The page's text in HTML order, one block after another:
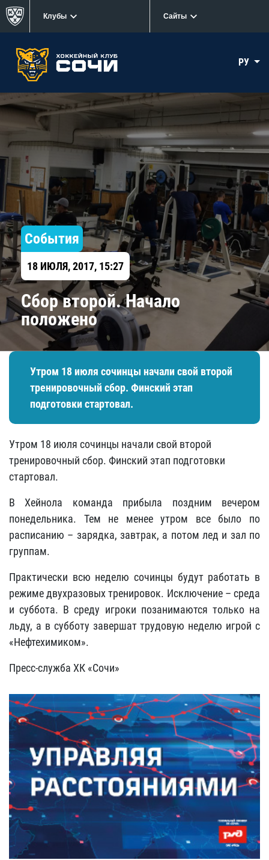
Клубы Сайты
РУ
События
18 ИЮЛЯ, 2017, 15:27
Сбор второй. Начало
положено
Утром 18 июля сочинцы начали свой второй
тренировочный сбор. Финский этап
подготовки стартовал.
Утром 18 июля сочинцы начали свой второй
тренировочный сбор. Финский этап подготовки
стартовал.
В Хейнола команда прибыла поздним вечером
понедельника. Тем не менее утром все было по
расписанию – зарядка, завтрак, а потом лед и зал по
группам.
Практически всю неделю сочинцы будут работать в
режиме двухразовых тренировок. Исключение – среда
и суббота. В среду игроки позанимаются только на
льду, а в субботу завершат трудовую неделю игрой с
«Нефтехимиком».
Пресс-служба ХК «Сочи»